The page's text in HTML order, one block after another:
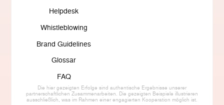
Helpdesk
Whistleblowing
Brand Guidelines
Glossar
FAQ
Die hier gezeigten Erfolge sind authentische Ergebnisse unserer
partnerschaftlichen Zusammenarbeiten. Die gezeigten Beispiele illustrieren
ausschließlich, was im Rahmen einer engagierten Kooperation möglich ist.